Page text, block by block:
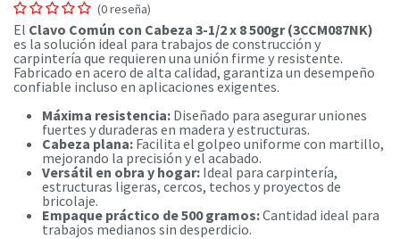
(0 reseña)
El Clavo Común con Cabeza 3-1/2 x 8 500gr (3CCM087NK)
es la solución ideal para trabajos de construcción y
carpintería que requieren una unión firme y resistente.
Fabricado en acero de alta calidad, garantiza un desempeño
confiable incluso en aplicaciones exigentes.
Máxima resistencia: Diseñado para asegurar uniones
fuertes y duraderas en madera y estructuras.
Cabeza plana: Facilita el golpeo uniforme con martillo,
mejorando la precisión y el acabado.
Versátil en obra y hogar: Ideal para carpintería,
estructuras ligeras, cercos, techos y proyectos de
bricolaje.
Empaque práctico de 500 gramos:Cantidad ideal para
trabajos medianos sin desperdicio.